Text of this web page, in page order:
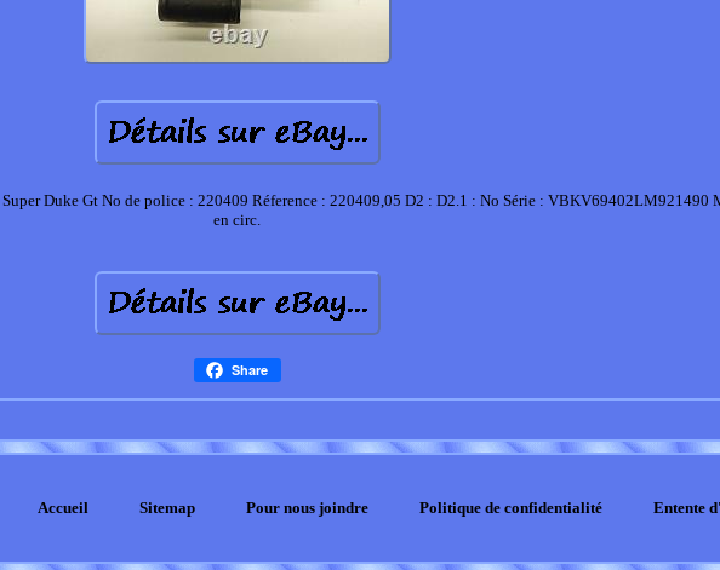
Duke Gt No de police : 220409 Réference : 220409,05 D2 : D2.1 : No Série : VBKV69402LM921490
en circ.
Share
Accueil Sitemap Pour nous joindre Politique de confidentialité Entente